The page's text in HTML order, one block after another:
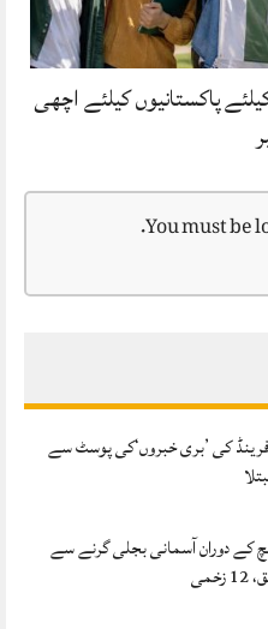
پاکستانیوں کیلئے اچھی
You must be
فرینڈ کی ’بری خبروں‘کی پوسٹ سے
کے دوران آسمانی بجلی گرنے سے